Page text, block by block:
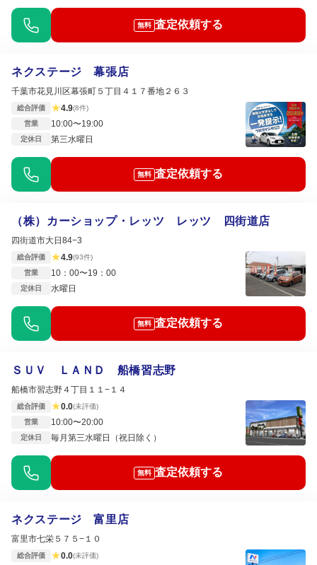
無料 査定依頼する
ネクステージ 幕張店
千葉市花見川区幕張町５丁目４１７番地２６３
総合評価 ★4.9(8件)
営業
10:00〜19:00
定休日 第三水曜日
無料 査定依頼する
（株）カーショップ・レッツ レッツ 四街道店
四街道市大日84−3
総合評価 ★4.9(93件)
営業
10：00〜19：00
定休日 水曜日
無料 査定依頼する
ＳＵＶ ＬＡＮＤ 船橋習志野
船橋市習志野４丁目１１−１４
総合評価 ★0.0(未評価)
営業
10:00〜20:00
定休日 毎月第三水曜日（祝日除く）
無料 査定依頼する
ネクステージ 富里店
富里市七栄５７５−１０
総合評価 ★0.0(未評価)